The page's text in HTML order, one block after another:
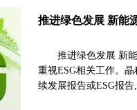
推进绿色发展 新能
推进绿色发展 新
重视ESG相关工作。
续发展报告或ESG报